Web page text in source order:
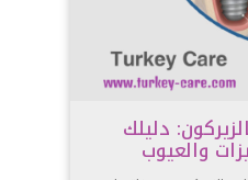
دليلك
والعيوب